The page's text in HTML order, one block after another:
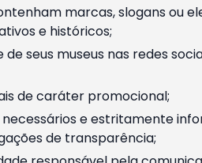
marcas, slogans ou
e históricos;
seus museus nas redes
de caráter promocional;
e estritamente
de transparência;